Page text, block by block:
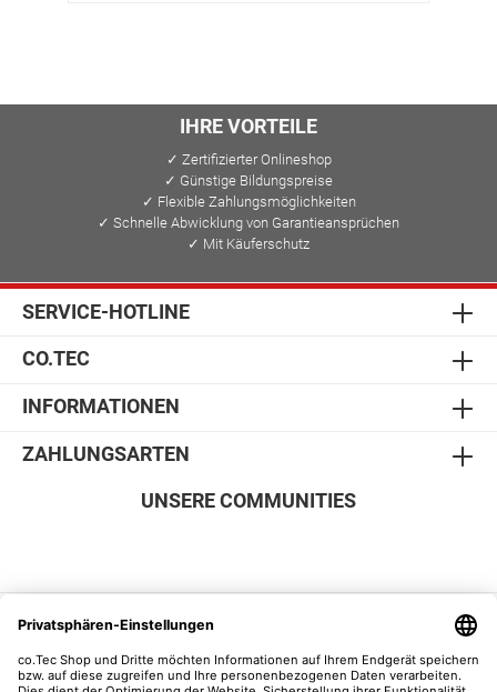
IHRE VORTEILE
✓ Zertifizierter Onlineshop
✓ Günstige Bildungspreise
✓ Flexible Zahlungsmöglichkeiten
✓ Schnelle Abwicklung von Garantieansprüchen
✓ Mit Käuferschutz
SERVICE-HOTLINE
CO.TEC
INFORMATIONEN
ZAHLUNGSARTEN
SICHER EINKAUFEN
UNSERE COMMUNITIES